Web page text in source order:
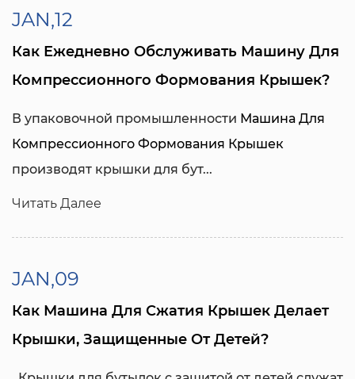
JAN,12
Как Ежедневно Обслуживать Машину Для
Компрессионного Формования Крышек?
В упаковочной промышленности Машина Для
Компрессионного Формования Крышек
производят крышки для бут...
Читать Далее
JAN,09
Как Машина Для Сжатия Крышек Делает
Крышки, Защищенные От Детей?